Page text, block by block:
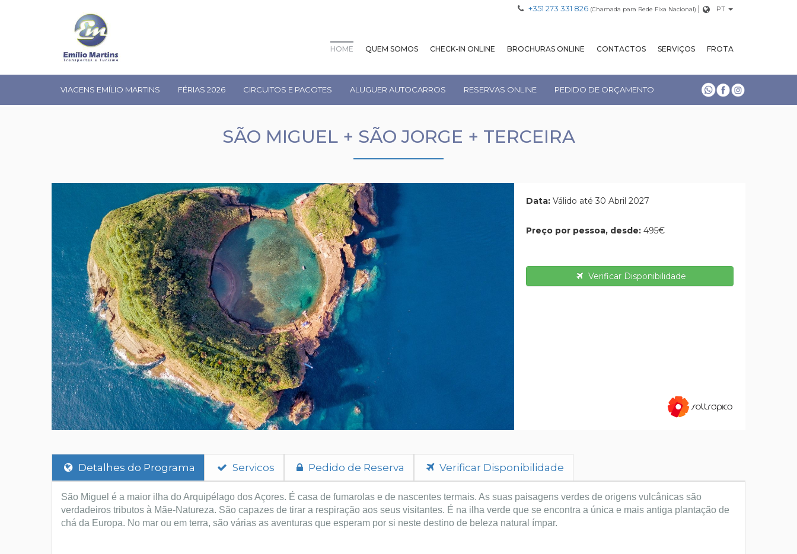
+351 273 331 826 (Chamada para Rede Fixa Nacional) | PT
HOME QUEM SOMOS CHECK-IN ONLINE BROCHURAS ONLINE CONTACTOS SERVIÇOS FROTA
VIAGENS EMÍLIO MARTINS FÉRIAS 2026 CIRCUITOS E PACOTES ALUGUER AUTOCARROS RESERVAS ONLINE PEDIDO DE ORÇAMENTO
SÃO MIGUEL + SÃO JORGE + TERCEIRA
Data: Válido até 30 Abril 2027
Preço por pessoa, desde: 495€
Verificar Disponibilidade
Detalhes do Programa Servicos Pedido de Reserva Verificar Disponibilidade
São Miguel é a maior ilha do Arquipélago dos Açores. É casa de fumarolas e de nascentes termais. As suas paisagens verdes de origens vulcânicas são
verdadeiros tributos à Mãe-Natureza. São capazes de tirar a respiração aos seus visitantes. É na ilha verde que se encontra a única e mais antiga plantação de
chá da Europa. No mar ou em terra, são várias as aventuras que esperam por si neste destino de beleza natural ímpar.